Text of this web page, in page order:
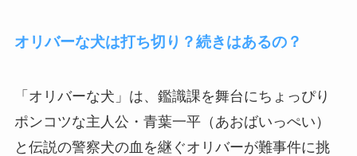
オリバーな犬は打ち切り？続きはあるの？
「オリバーな犬」は、 鑑識課を舞台にちょっぴり
ポンコツな主人公・青葉一平（あおばいっぺい）
と伝説の警察犬の血を継ぐオリバーが難事件に挑